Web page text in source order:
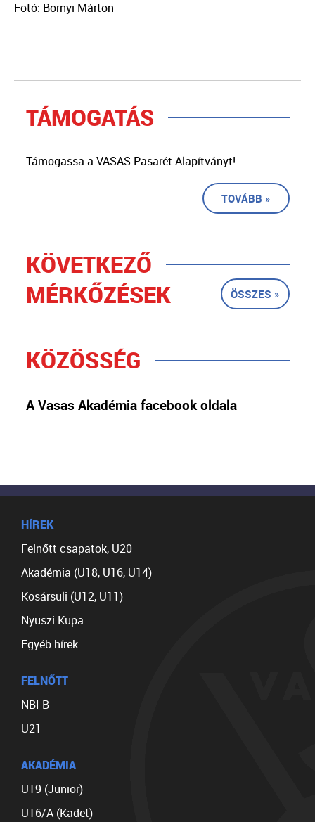
Fotó: Bornyi Márton
TÁMOGATÁS
Támogassa a VASAS-Pasarét Alapítványt!
TOVÁBB »
KÖVETKEZŐ
MÉRKŐZÉSEK
ÖSSZES »
KÖZÖSSÉG
A Vasas Akadémia facebook oldala
HÍREK
Felnőtt csapatok, U20
Akadémia (U18, U16, U14)
Kosársuli (U12, U11)
Nyuszi Kupa
Egyéb hírek
FELNŐTT
NBI B
U21
AKADÉMIA
U19 (Junior)
U16/A (Kadet)